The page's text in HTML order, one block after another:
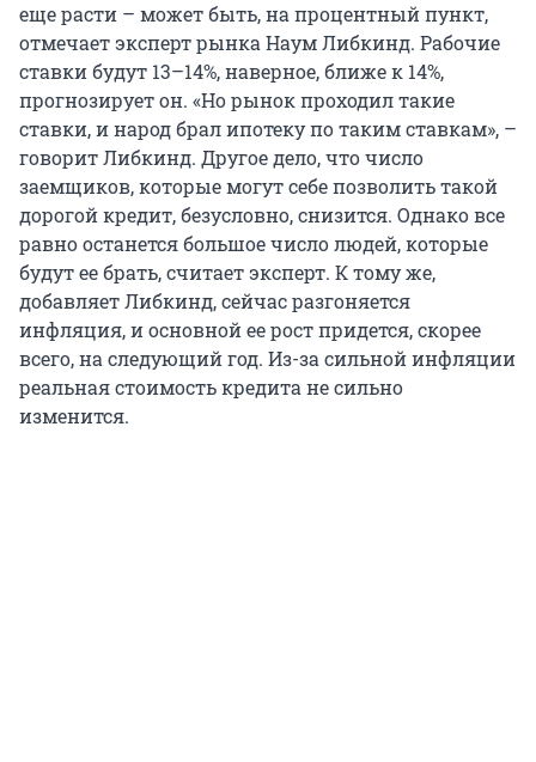
еще расти – может быть, на процентный пункт,
отмечает эксперт рынка Наум Либкинд. Рабочие
ставки будут 13–14%, наверное, ближе к 14%,
прогнозирует он. «Но рынок проходил такие
ставки, и народ брал ипотеку по таким ставкам», –
говорит Либкинд. Другое дело, что число
заемщиков, которые могут себе позволить такой
дорогой кредит, безусловно, снизится. Однако все
равно останется большое число людей, которые
будут ее брать, считает эксперт. К тому же,
добавляет Либкинд, сейчас разгоняется
инфляция, и основной ее рост придется, скорее
всего, на следующий год. Из-за сильной инфляции
реальная стоимость кредита не сильно
изменится.